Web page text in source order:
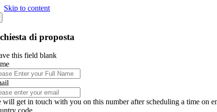
Skip to content
di proposta
this field blank
will get in touch with you on this number after scheduling a time on